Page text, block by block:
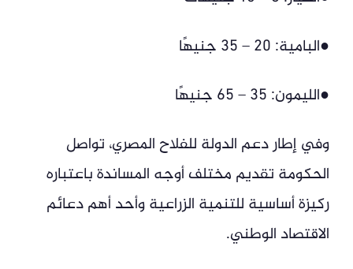
●البامية: 20 – 35 جنيهًا
●الليمون: 35 – 65 جنيهًا
وفي إطار دعم الدولة للفلاح المصري، تواصل
الحكومة تقديم مختلف أوجه المساندة باعتباره
ركيزة أساسية للتنمية الزراعية وأحد أهم دعائم
الاقتصاد الوطني.